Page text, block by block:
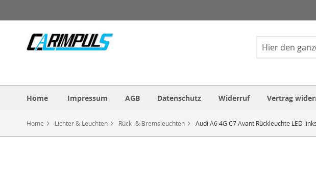
zum
Inhalt
Home Impressum AGB Datenschutz Widerruf Vertrag
Home Lichter & Leuchten Rück- & Bremsleuchten Audi A6 4G C7 Avant Rückleuchte LED